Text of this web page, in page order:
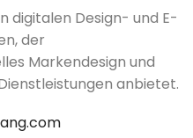
digitalen Design- und E-
der
Markendesign und
anbietet.